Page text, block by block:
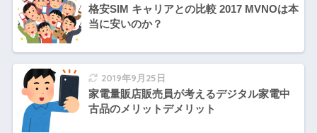
格安SIM キャリアとの比較 2017 MVNOは本
当に安いのか？
2019年9月25日
家電量販店販売員が考えるデジタル家電中
古品のメリットデメリット